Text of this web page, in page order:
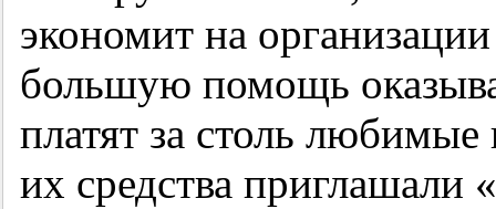
экономит на
большую помощь
платят за столь
их средства приглашали